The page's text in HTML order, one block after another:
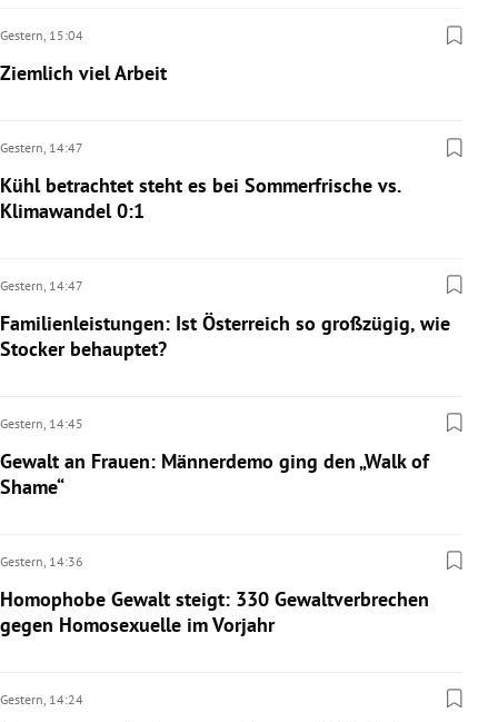
Gestern, 15:04
Ziemlich viel Arbeit
Gestern, 14:47
Kühl betrachtet steht es bei Sommerfrische vs.
Klimawandel 0:1
Gestern, 14:47
Familienleistungen: Ist Österreich so großzügig, wie
Stocker behauptet?
Gestern, 14:45
Gewalt an Frauen: Männerdemo ging den „Walk of
Shame“
Gestern, 14:36
Homophobe Gewalt steigt: 330 Gewaltverbrechen
gegen Homosexuelle im Vorjahr
Gestern, 14:24